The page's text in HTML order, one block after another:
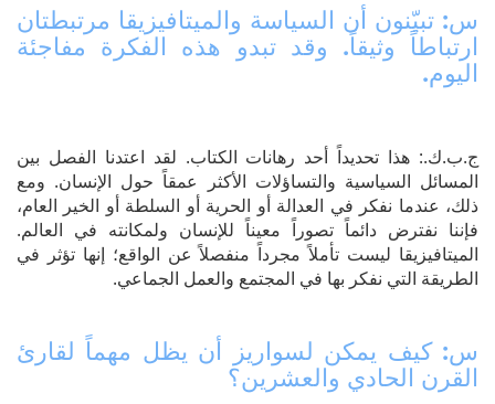
س: تبيّنون أن السياسة والميتافيزيقا مرتبطتان
ارتباطاً وثيقاً. وقد تبدو هذه الفكرة مفاجئة
اليوم.
ج.ب.ك.: هذا تحديداً أحد رهانات الكتاب. لقد اعتدنا الفصل بين
المسائل السياسية والتساؤلات الأكثر عمقاً حول الإنسان. ومع
ذلك، عندما نفكر في العدالة أو الحرية أو السلطة أو الخير العام،
فإننا نفترض دائماً تصوراً معيناً للإنسان ولمكانته في العالم.
الميتافيزيقا ليست تأملاً مجرداً منفصلاً عن الواقع؛ إنها تؤثر في
الطريقة التي نفكر بها في المجتمع والعمل الجماعي.
س: كيف يمكن لسواريز أن يظل مهماً لقارئ
القرن الحادي والعشرين؟